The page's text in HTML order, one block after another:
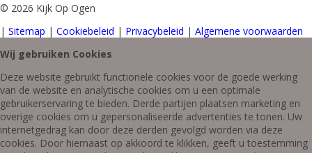
© 2026 Kijk Op Ogen
| Sitemap | Cookiebeleid | Privacybeleid | Algemene voorwaarden
Wij gebruiken Cookies
Deze website gebruikt functionele cookies voor de goede werking
van de website en analytische cookies om u een optimale
gebruikerservaring te bieden. Derde partijen plaatsen marketing en
overige cookies om u gepersonaliseerde advertenties te tonen. Uw
internetgedrag kan door deze derden gevolgd worden via deze
cookies. Door hiernaast op akkoord te klikken, geeft u toestemming